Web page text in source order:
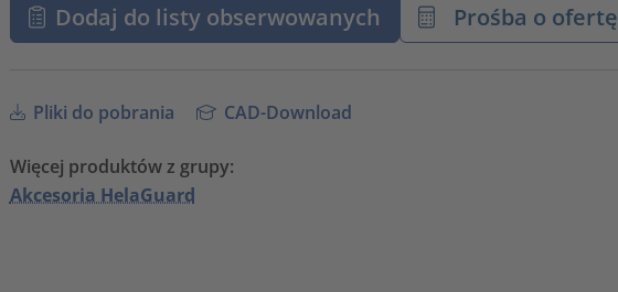
Dodaj do listy obserwowanych Prośba o ofertę
Pliki do pobrania CAD-Download
Więcej produktów z grupy:
Akcesoria HelaGuard